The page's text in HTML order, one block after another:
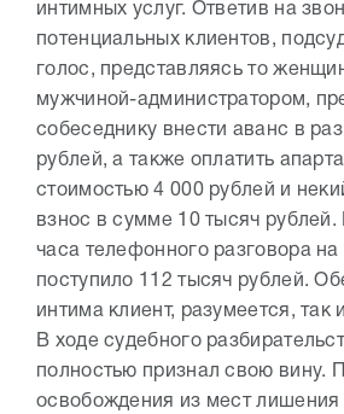
интимных услуг. Ответив на
потенциальных клиентов,
голос, представляясь то
мужчиной-администратором,
собеседнику внести аванс в
рублей, а также оплатить
стоимостью 4 000 рублей и
взнос в сумме 10 тысяч рублей.
часа телефонного разговора
поступило 112 тысяч рублей.
интима клиент, разумеется, так
В ходе судебного
полностью признал свою вину.
освобождения из мест лишения